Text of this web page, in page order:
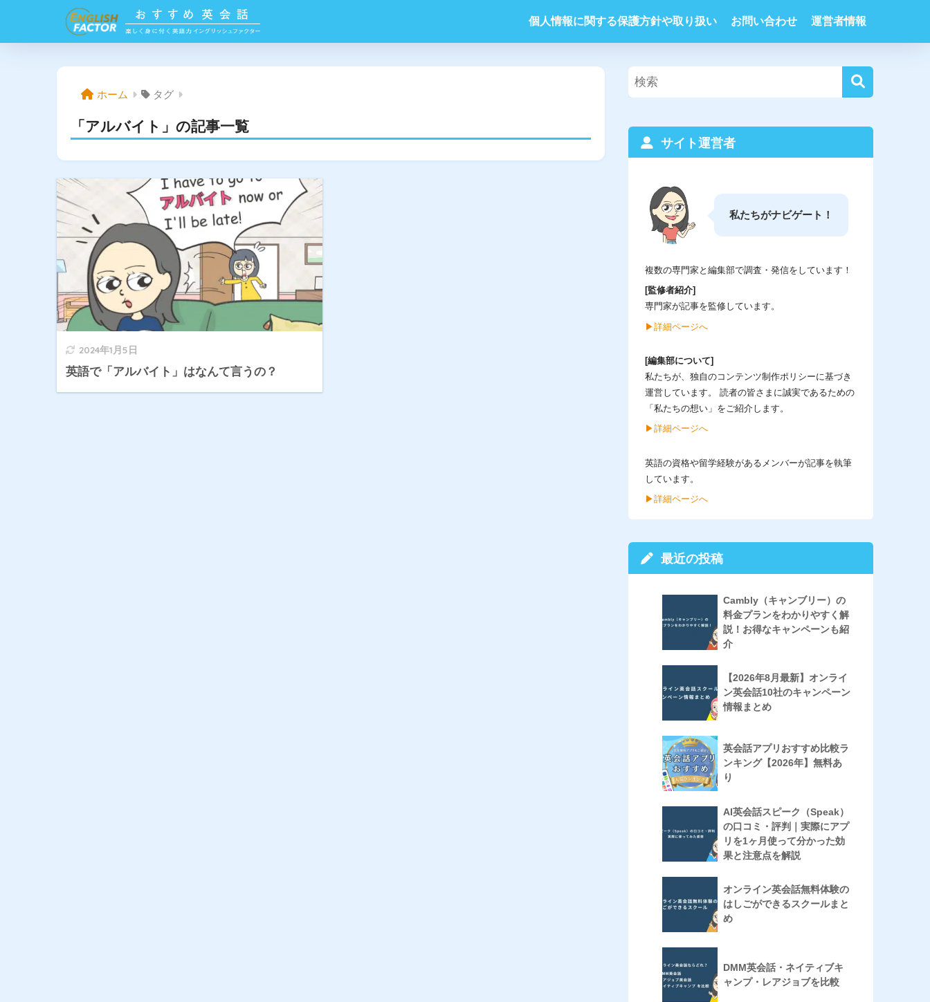
個人情報に関する保護方針や取り扱い お問い合わせ 運営者情報
ホーム タグ
「アルバイト」の記事一覧
2024年1月5日
英語で「アルバイト」はなんて言うの？
サイト運営者
私たちがナビゲート！
複数の専門家と編集部で調査・発信をしています！
[監修者紹介]
専門家が記事を監修しています。
▶︎詳細ページへ
[編集部について]
私たちが、独自のコンテンツ制作ポリシーに基づき
運営しています。 読者の皆さまに誠実であるための
「私たちの想い」をご紹介します。
▶︎詳細ページへ
英語の資格や留学経験があるメンバーが記事を執筆
しています。
▶︎詳細ページへ
最近の投稿
Cambly（キャンブリー）の
料金プランをわかりやすく解
説！お得なキャンペーンも紹
介
【2026年8月最新】オンライ
ン英会話10社のキャンペーン
情報まとめ
英会話アプリおすすめ比較ラ
ンキング【2026年】無料あ
り
AI英会話スピーク（Speak）
の口コミ・評判｜実際にアプ
リを1ヶ月使って分かった効
果と注意点を解説
オンライン英会話無料体験の
はしごができるスクールまと
め
DMM英会話・ネイティブキ
ャンプ・レアジョブを比較